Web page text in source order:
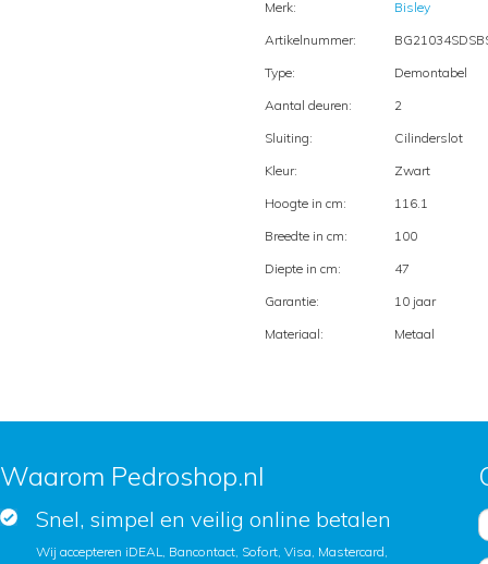
Merk:
Bisley
Artikelnummer:
Type:
Demontabel
Aantal deuren:
2
Sluiting:
Cilinderslot
Kleur:
Zwart
Hoogte in cm:
116.1
Breedte in cm:
100
Diepte in cm:
47
Garantie:
10 jaar
Materiaal:
Metaal
Waarom Pedroshop.nl
Snel, simpel en veilig online betalen
Wij accepteren iDEAL, Bancontact, Sofort, Visa, Mastercard,